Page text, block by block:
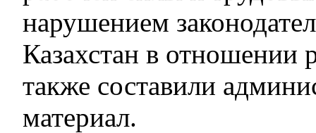
нарушением
Казахстан в отношении
также составили
материал.